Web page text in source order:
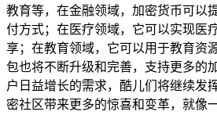
教育等，在金融领域，加密货币可以
付方式；在医疗领域，它可以实现医
享；在教育领域，它可以用于教育资
包也将不断升级和完善，支持更多的
户日益增长的需求，酷儿们将继续发
密社区带来更多的惊喜和变革，就像